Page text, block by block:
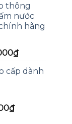
thông
nước
hãng
₫Giá
tại
cấp dành
₫Giá